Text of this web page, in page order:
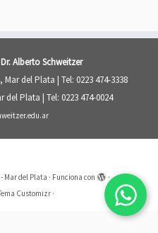
Alberto Schweitzer
Mar del Plata | Tel: 0223 474-3338
del Plata | Tel: 0223 474-0024
Mar del Plata · Funciona con
·
Customizr·